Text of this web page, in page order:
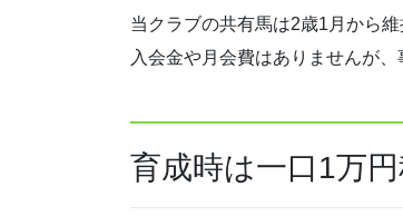
当クラブの共有馬は2歳1月から維
入会金や月会費はありませんが
育成時は一口1万円